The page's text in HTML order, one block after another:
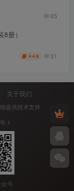
65
册）
￥4.9 31
关于我们
提供技术支持
-1
号